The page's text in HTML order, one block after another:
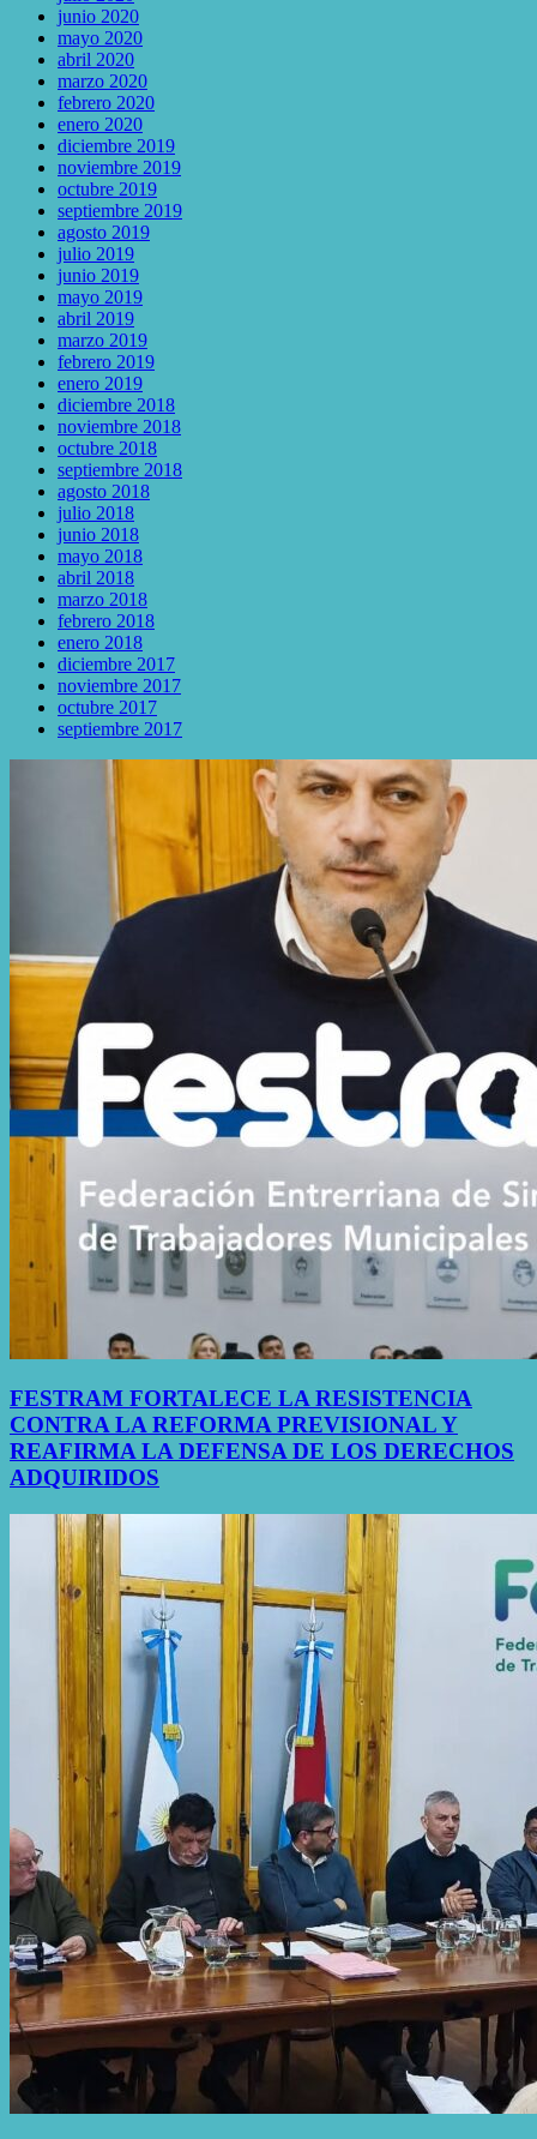
junio 2020
mayo 2020
abril 2020
marzo 2020
febrero 2020
enero 2020
diciembre 2019
noviembre 2019
octubre 2019
septiembre 2019
agosto 2019
julio 2019
junio 2019
mayo 2019
abril 2019
marzo 2019
febrero 2019
enero 2019
diciembre 2018
noviembre 2018
octubre 2018
septiembre 2018
agosto 2018
julio 2018
junio 2018
mayo 2018
abril 2018
marzo 2018
febrero 2018
enero 2018
diciembre 2017
noviembre 2017
octubre 2017
septiembre 2017
FESTRAM FORTALECE LA RESISTENCIA
CONTRA LA REFORMA PREVISIONAL Y
REAFIRMA LA DEFENSA DE LOS DERECHOS
ADQUIRIDOS